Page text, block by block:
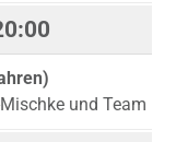
und Team